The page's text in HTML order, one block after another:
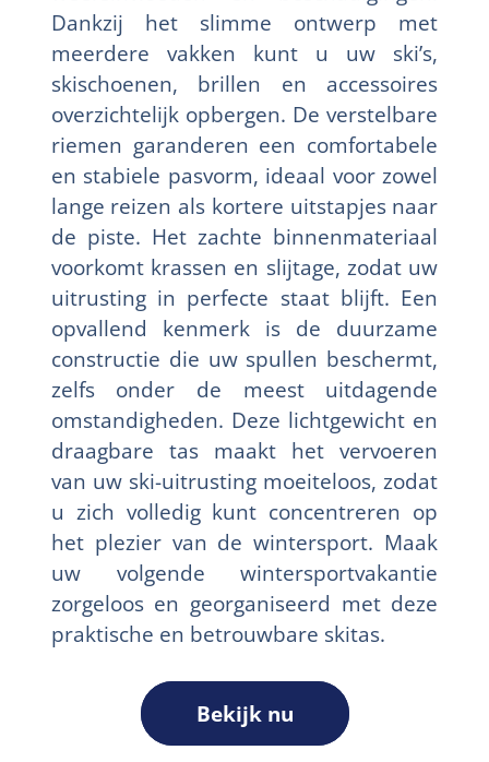
Dankzij het slimme ontwerp met
meerdere vakken kunt u uw ski’s,
skischoenen, brillen en accessoires
overzichtelijk opbergen. De verstelbare
riemen garanderen een comfortabele
en stabiele pasvorm, ideaal voor zowel
lange reizen als kortere uitstapjes naar
de piste. Het zachte binnenmateriaal
voorkomt krassen en slijtage, zodat uw
uitrusting in perfecte staat blijft. Een
opvallend kenmerk is de duurzame
constructie die uw spullen beschermt,
zelfs onder de meest uitdagende
omstandigheden. Deze lichtgewicht en
draagbare tas maakt het vervoeren
van uw ski-uitrusting moeiteloos, zodat
u zich volledig kunt concentreren op
het plezier van de wintersport. Maak
uw volgende wintersportvakantie
zorgeloos en georganiseerd met deze
praktische en betrouwbare skitas.
Bekijk nu